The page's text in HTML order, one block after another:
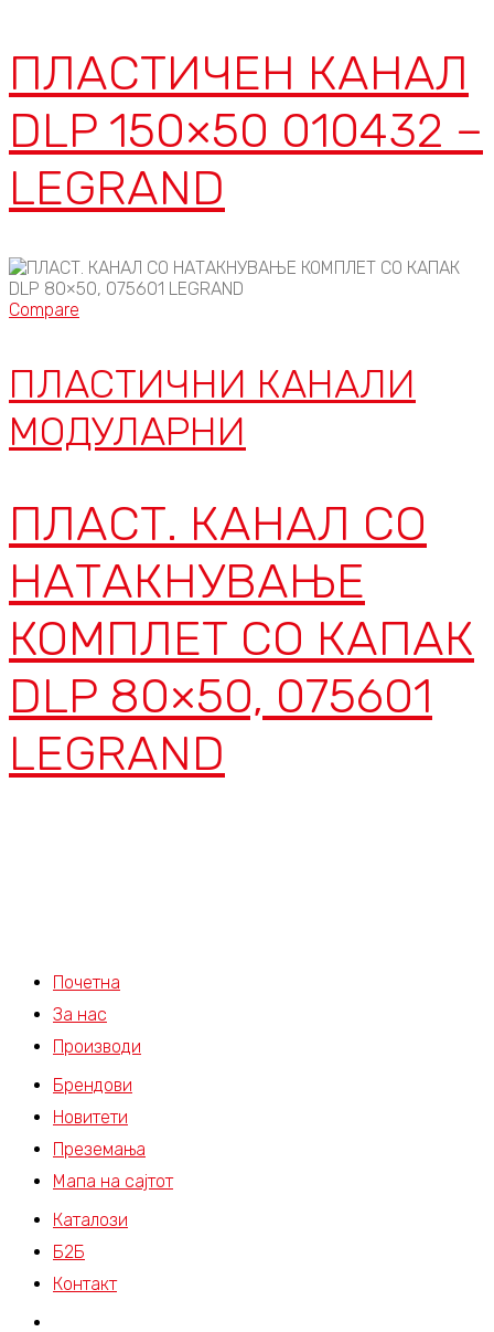
ПЛАСТИЧЕН КАНАЛ
DLP 150×50 010432 –
LEGRAND
Compare
ПЛАСТИЧНИ КАНАЛИ
МОДУЛАРНИ
ПЛАСТ. КАНАЛ СО
НАТАКНУВАЊЕ
КОМПЛЕТ СО КАПАК
DLP 80×50, 075601
LEGRAND
Почетна
За нас
Производи
Брендови
Новитети
Преземања
Мапа на сајтот
Каталози
Б2Б
Контакт